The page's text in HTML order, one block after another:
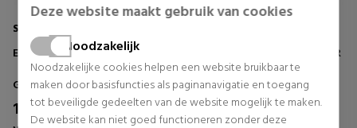
Deze website maakt gebruik van cookies
Noodzakelijk
Noodzakelijke cookies helpen een website bruikbaar te
maken door basisfuncties als paginanavigatie en toegang
tot beveiligde gedeelten van de website mogelijk te maken.
De website kan niet goed functioneren zonder deze
SENSAI
EYE TREATMENT SET
Gezichtscosmetica
196,68 € 29% UIT.
ABSOLUT REPAIR MOLECULAR
HAARHERSTELLENDE OLIE
Cosmetische set
18,60 € 37% UIT.